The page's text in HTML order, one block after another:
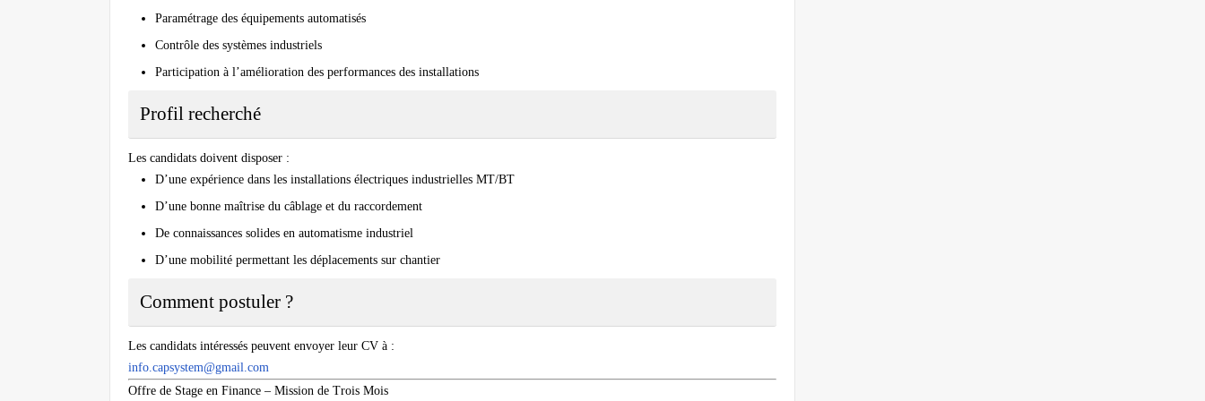
Paramétrage des équipements automatisés
Contrôle des systèmes industriels
Participation à l’amélioration des performances des installations
Profil recherché
Les candidats doivent disposer :
D’une expérience dans les installations électriques industrielles MT/BT
D’une bonne maîtrise du câblage et du raccordement
De connaissances solides en automatisme industriel
D’une mobilité permettant les déplacements sur chantier
Comment postuler ?
Les candidats intéressés peuvent envoyer leur CV à :
info.capsystem@gmail.com
Offre de Stage en Finance – Mission de Trois Mois